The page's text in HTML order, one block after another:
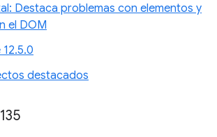
Destaca problemas con elementos y
el DOM
destacados